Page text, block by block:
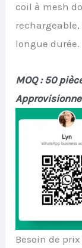
coil à mesh
longue durée.
MOQ : 50
Besoin de